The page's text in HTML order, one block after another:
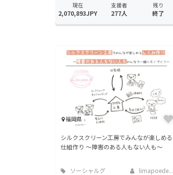
現在
2,070,893JPY
支援者
277人
残り
終了
福岡県
シルクスクリーン工房でみんなが楽しめる
仕組作り ～障害のある人もない人も～
ソーシャルグ
limapoede...